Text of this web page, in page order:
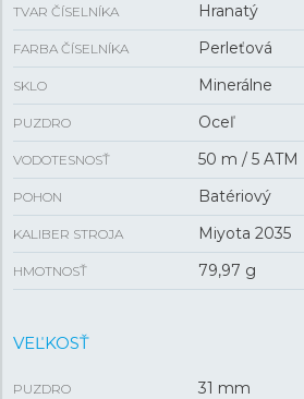
TVAR ČÍSELNÍKA Hranatý
FARBA ČÍSELNÍKA Perleťová
SKLO Minerálne
PUZDRO Oceľ
VODOTESNOSŤ 50 m / 5 ATM
POHON Batériový
KALIBER STROJA Miyota 2035
HMOTNOSŤ 79,97 g
VEĽKOSŤ
PUZDRO 31 mm